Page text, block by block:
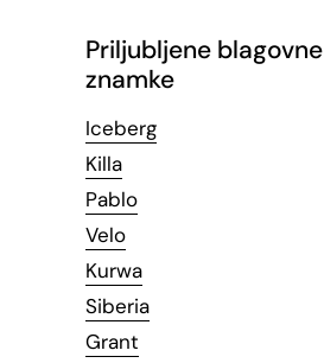
Priljubljene blagovne
znamke
Iceberg
Killa
Pablo
Velo
Kurwa
Siberia
Grant